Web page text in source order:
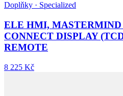
Doplňky · Specialized
ELE HMI,
CONNECT DISPLAY
REMOTE
8 225 Kč